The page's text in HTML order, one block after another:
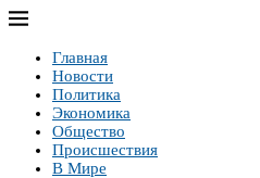
Главная
Новости
Политика
Экономика
Общество
Происшествия
В Мире